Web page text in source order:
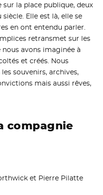
la place publique, deux
Elle est là, elle se
en ont entendu parler.
retransmet sur les
avons imaginée à
et créés. Nous
souvenirs, archives,
mais aussi rêves,
compagnie
et Pierre Pilatte